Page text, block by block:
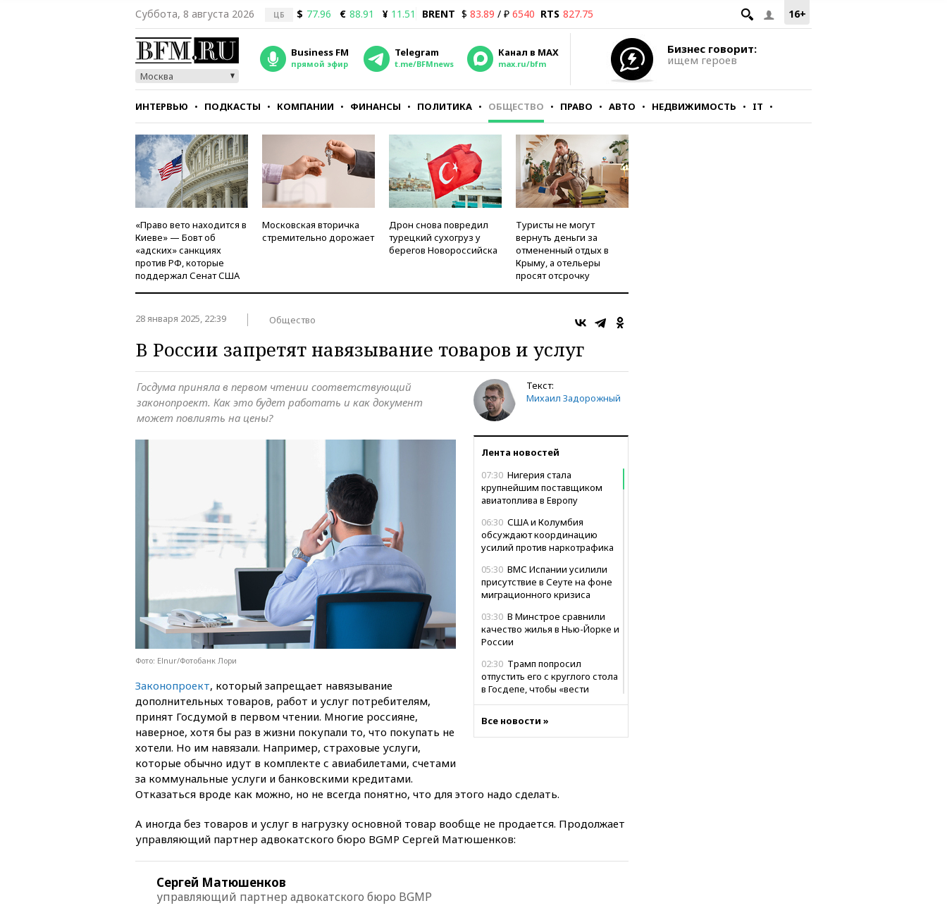
16+
Суббота, 8 августа 2026 ЦБ $ 77.96 € 88.91 ¥ 11.51 BRENT $ 83.89 / ₽ 6540 RTS 827.75
Москва
Business FM
прямой эфир
Telegram
t.me/BFMnews
Канал в MAX
max.ru/bfm
Бизнес говорит:
ищем героев
ИНТЕРВЬЮ ПОДКАСТЫ КОМПАНИИ ФИНАНСЫ ПОЛИТИКА ОБЩЕСТВО ПРАВО АВТО НЕДВИЖИМОСТЬ IT
СТИЛЬ ТЕСТЫ
«Право вето находится в
Киеве» — Бовт об
«адских» санкциях
против РФ, которые
поддержал Сенат США
Московская вторичка
стремительно дорожает
Дрон снова повредил
турецкий сухогруз у
берегов Новороссийска
Туристы не могут
вернуть деньги за
отмененный отдых в
Крыму, а отельеры
просят отсрочку
28 января 2025, 22:39 Общество
В России запретят навязывание товаров и услуг
Текст:
Михаил Задорожный
Лента новостей
07:30 Нигерия стала
крупнейшим поставщиком
авиатоплива в Европу
06:30 США и Колумбия
обсуждают координацию
усилий против наркотрафика
05:30 ВМС Испании усилили
присутствие в Сеуте на фоне
миграционного кризиса
03:30 В Минстрое сравнили
качество жилья в Нью-Йорке и
России
02:30 Трамп попросил
отпустить его с круглого стола
в Госдепе, чтобы «вести
01:35 Мигрант погиб при
попытке попасть из Марокко в
коррупции
объяснил экономическую
выгоду безвизового режима с
Все новости »
Госдума приняла в первом чтении соответствующий
законопроект. Как это будет работать и как документ
может повлиять на цены?
Фото: Elnur/Фотобанк Лори
Законопроект, который запрещает навязывание
дополнительных товаров, работ и услуг потребителям,
принят Госдумой в первом чтении. Многие россияне,
наверное, хотя бы раз в жизни покупали то, что покупать не
хотели. Но им навязали. Например, страховые услуги,
которые обычно идут в комплекте с авиабилетами, счетами
за коммунальные услуги и банковскими кредитами.
Отказаться вроде как можно, но не всегда понятно, что для этого надо сделать.
А иногда без товаров и услуг в нагрузку основной товар вообще не продается. Продолжает
управляющий партнер адвокатского бюро BGMP Сергей Матюшенков:
Сергей Матюшенков
управляющий партнер адвокатского бюро BGMP